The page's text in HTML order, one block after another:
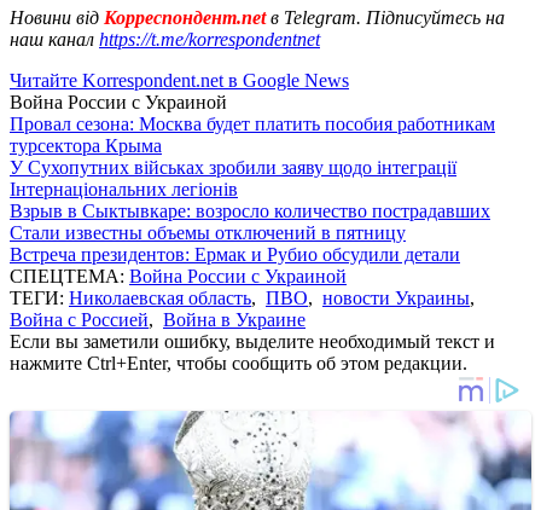
Новини від Корреспондент.netв Telegram. Підписуйтесь на
наш канал https://t.me/korrespondentnet
Читайте Korrespondent.net в Google News
Война России с Украиной
Провал сезона: Москва будет платить пособия работникам
турсектора Крыма
У Сухопутних військах зробили заяву щодо інтеграції
Інтернаціональних легіонів
Взрыв в Сыктывкаре: возросло количество пострадавших
Стали известны объемы отключений в пятницу
Встреча президентов: Ермак и Рубио обсудили детали
СПЕЦТЕМА: Война России с Украиной
ТЕГИ: Николаевская область, ПВО, новости Украины,
Война с Россией, Война в Украине
Если вы заметили ошибку, выделите необходимый текст и
нажмите Ctrl+Enter, чтобы сообщить об этом редакции.